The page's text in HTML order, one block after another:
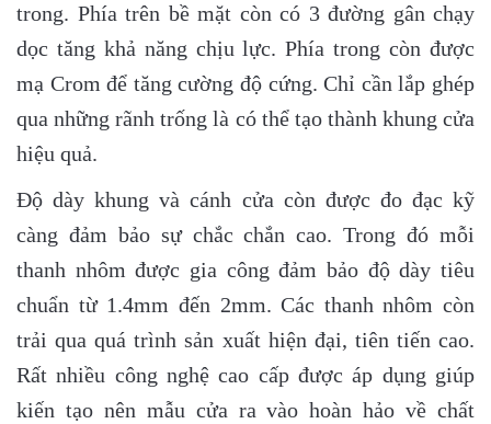
trong. Phía trên bề mặt còn có 3 đường gân chạy
dọc tăng khả năng chịu lực. Phía trong còn được
mạ Crom để tăng cường độ cứng. Chỉ cần lắp ghép
qua những rãnh trống là có thể tạo thành khung cửa
hiệu quả.
Độ dày khung và cánh cửa còn được đo đạc kỹ
càng đảm bảo sự chắc chắn cao. Trong đó mỗi
thanh nhôm được gia công đảm bảo độ dày tiêu
chuẩn từ 1.4mm đến 2mm. Các thanh nhôm còn
trải qua quá trình sản xuất hiện đại, tiên tiến cao.
Rất nhiều công nghệ cao cấp được áp dụng giúp
kiến tạo nên mẫu cửa ra vào hoàn hảo về chất